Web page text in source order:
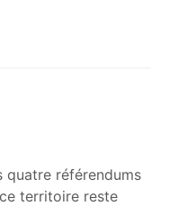
quatre référendums
territoire reste